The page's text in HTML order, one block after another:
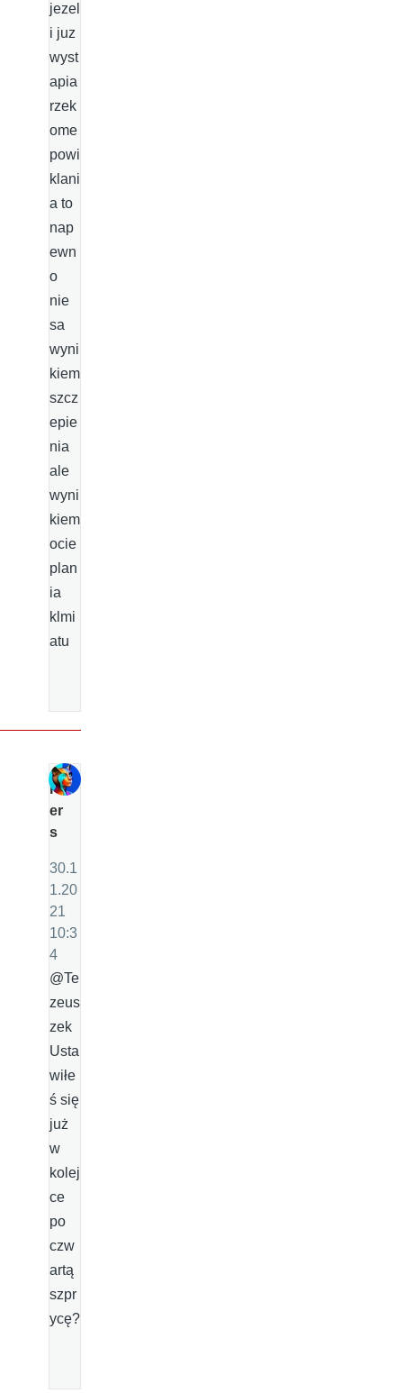
jezel
i juz
wyst
apia
rzek
ome
powi
klani
a to
nap
ewn
o
nie
sa
wyni
kiem
szcz
epie
nia
ale
wyni
kiem
ocie
plan
ia
klmi
atu
P
er
s
30.1
1.20
21
10:3
4
@Te
zeus
zek
Usta
wiłe
ś się
już
w
kolej
ce
po
czw
artą
szpr
ycę?